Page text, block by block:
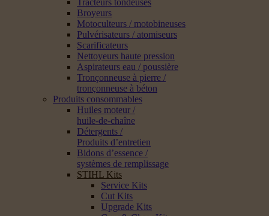
Tracteurs tondeuses
Broyeurs
Motoculteurs / motobineuses
Pulvérisateurs / atomiseurs
Scarificateurs
Nettoyeurs haute pression
Aspirateurs eau / poussière
Tronçonneuse à pierre /
tronçonneuse à béton
Produits consommables
Huiles moteur /
huile-de-chaîne
Détergents /
Produits d’entretien
Bidons d’essence /
systèmes de remplissage
STIHL Kits
Service Kits
Cut Kits
Upgrade Kits